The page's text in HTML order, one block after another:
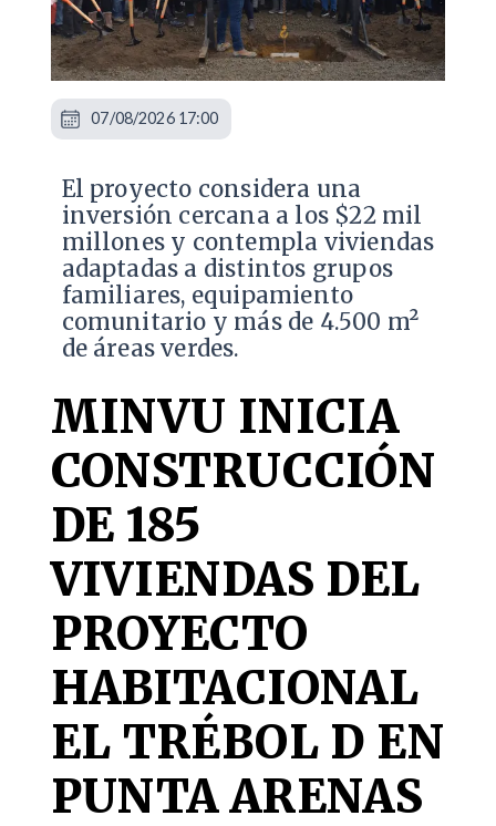
El proyecto considera una
inversión cercana a los $22 mil
millones y contempla viviendas
adaptadas a distintos grupos
familiares, equipamiento
comunitario y más de 4.500 m²
de áreas verdes.
MINVU INICIA
CONSTRUCCIÓN
DE 185
VIVIENDAS DEL
PROYECTO
HABITACIONAL
EL TRÉBOL D EN
PUNTA ARENAS
07/08/2026 17:00